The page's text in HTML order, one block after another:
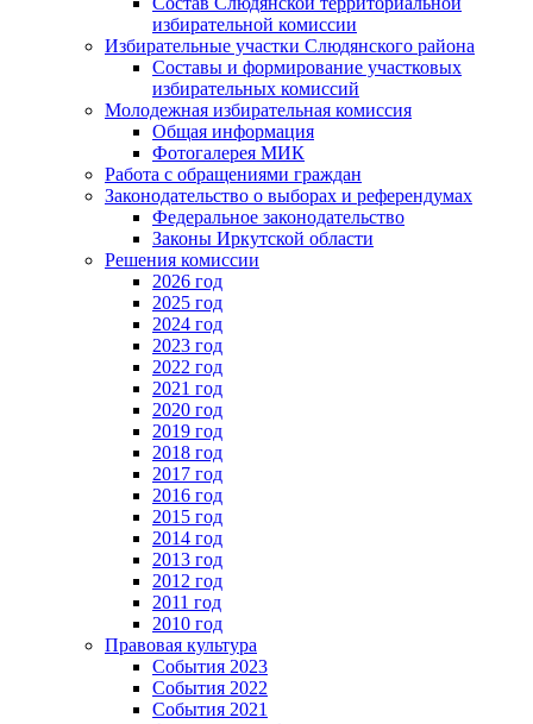
избирательной комиссии
Избирательные участки Слюдянского района
Составы и формирование участковых
избирательных комиссий
Молодежная избирательная комиссия
Общая информация
Фотогалерея МИК
Работа с обращениями граждан
Законодательство о выборах и референдумах
Федеральное законодательство
Законы Иркутской области
Решения комиссии
2026 год
2025 год
2024 год
2023 год
2022 год
2021 год
2020 год
2019 год
2018 год
2017 год
2016 год
2015 год
2014 год
2013 год
2012 год
2011 год
2010 год
Правовая культура
События 2023
События 2022
События 2021